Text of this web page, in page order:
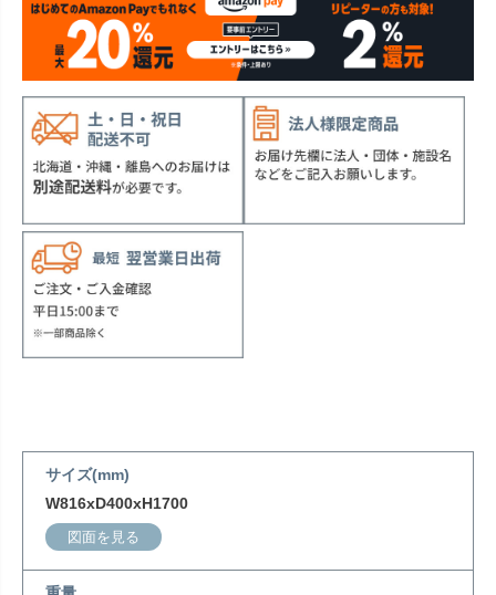
サイズ(mm)
W816xD400xH1700
図面を見る